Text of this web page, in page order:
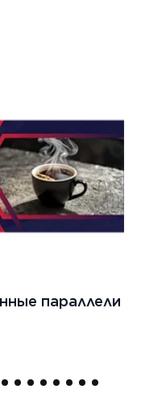
1
параллели